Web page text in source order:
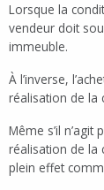
Lorsque la
vendeur doit
immeuble.
À l’inverse,
réalisation de la
Même s’il
réalisation de la
plein effet